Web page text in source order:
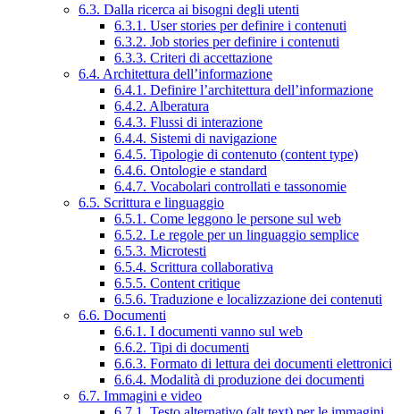
6.3. Dalla ricerca ai bisogni degli utenti
6.3.1. User stories per definire i contenuti
6.3.2. Job stories per definire i contenuti
6.3.3. Criteri di accettazione
6.4. Architettura dell’informazione
6.4.1. Definire l’architettura dell’informazione
6.4.2. Alberatura
6.4.3. Flussi di interazione
6.4.4. Sistemi di navigazione
6.4.5. Tipologie di contenuto (content type)
6.4.6. Ontologie e standard
6.4.7. Vocabolari controllati e tassonomie
6.5. Scrittura e linguaggio
6.5.1. Come leggono le persone sul web
6.5.2. Le regole per un linguaggio semplice
6.5.3. Microtesti
6.5.4. Scrittura collaborativa
6.5.5. Content critique
6.5.6. Traduzione e localizzazione dei contenuti
6.6. Documenti
6.6.1. I documenti vanno sul web
6.6.2. Tipi di documenti
6.6.3. Formato di lettura dei documenti elettronici
6.6.4. Modalità di produzione dei documenti
6.7. Immagini e video